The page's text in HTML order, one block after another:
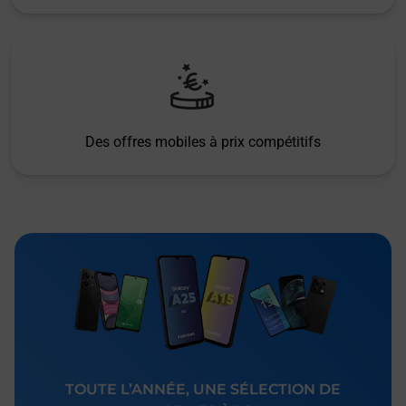
Des offres mobiles à prix compétitifs
TOUTE L’ANNÉE, UNE SÉLECTION DE